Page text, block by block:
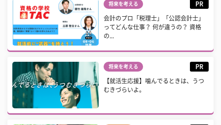
将来を考える PR
会計のプロ「税理士」「公認会計士」
ってどんな仕事？ 何が違うの？ 資格
の...
将来を考える PR
【就活生応援】噛んでるときは、うつ
むきづらいよ。